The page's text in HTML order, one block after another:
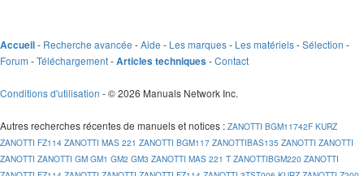
Accueil- Recherche avancée -Aide - Les marques- Les matériels-Sélection -
Forum -Téléchargement-Articles techniques -Contact
Conditions d'utilisation - © 2026 Manuals Network Inc.
Autres recherches récentes de manuels et notices : ZANOTTI BGM11742F KURZ
ZANOTTI FZ114 ZANOTTI MAS 221 ZANOTTI BGM117 ZANOTTIBAS135 ZANOTTI ZANOTTI
ZANOTTI ZANOTTI GM GM1 GM2 GM3 ZANOTTI MAS 221 T ZANOTTIBGM220 ZANOTTI